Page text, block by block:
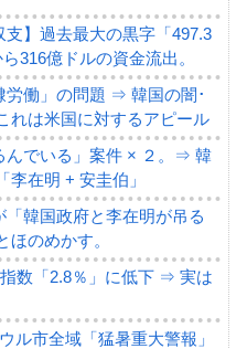
支】過去最大の黒字「497.3
316億ドルの資金流出。
労働」の問題 ⇒ 韓国の闇･
れは米国に対するアピール
んでいる」案件 × ２。⇒ 韓
在明 + 安圭伯」
「韓国政府と李在明が吊る
ほのめかす。
数「2.8％」に低下 ⇒ 実は
ル市全域「猛暑重大警報」